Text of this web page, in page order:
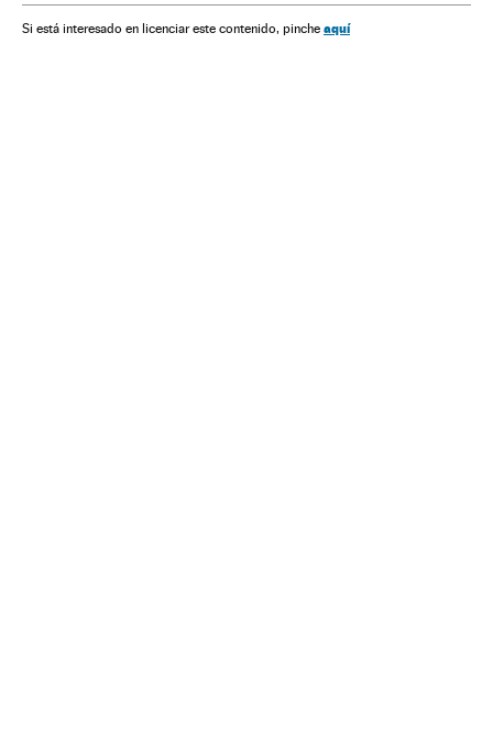
Desordens públicas Forças armadas Estado São Paulo
Si está interesado en licenciar este contenido, pinche aquí